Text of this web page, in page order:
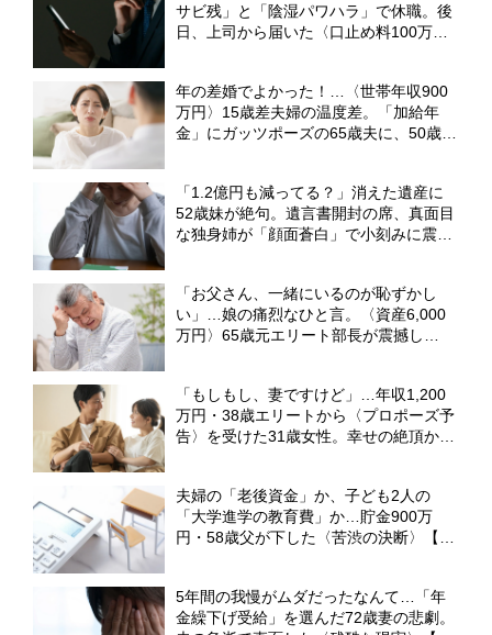
サビ残」と「陰湿パワハラ」で休職。後
日、上司から届いた〈口止め料100万
年の差婚でよかった！…〈世帯年収900
万円〉15歳差夫婦の温度差。「加給年
金」にガッツポーズの65歳夫に、50歳パ
「1.2億円も減ってる？」消えた遺産に
52歳妹が絶句。遺言書開封の席、真面目
な独身姉が「顔面蒼白」で小刻みに震え
「お父さん、一緒にいるのが恥ずかし
い」…娘の痛烈なひと言。〈資産6,000
万円〉65歳元エリート部長が震撼し
「もしもし、妻ですけど」…年収1,200
万円・38歳エリートから〈プロポーズ予
告〉を受けた31歳女性。幸せの絶頂から
夫婦の「老後資金」か、子ども2人の
「大学進学の教育費」か…貯金900万
円・58歳父が下した〈苦渋の決断〉【FP
5年間の我慢がムダだったなんて…「年
金繰下げ受給」を選んだ72歳妻の悲劇。